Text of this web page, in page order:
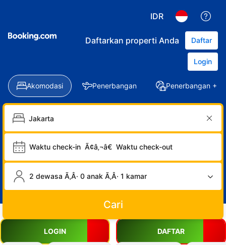
IDR
Daftarkan properti Anda Daftar
Login
Akomodasi Penerbangan Penerbangan +
Waktu check-in Ã¢â‚¬â€ Waktu check-out
2 dewasa Ã‚Â· 0 anak Ã‚Â· 1 kamar
Cari
LOGIN DAFTAR